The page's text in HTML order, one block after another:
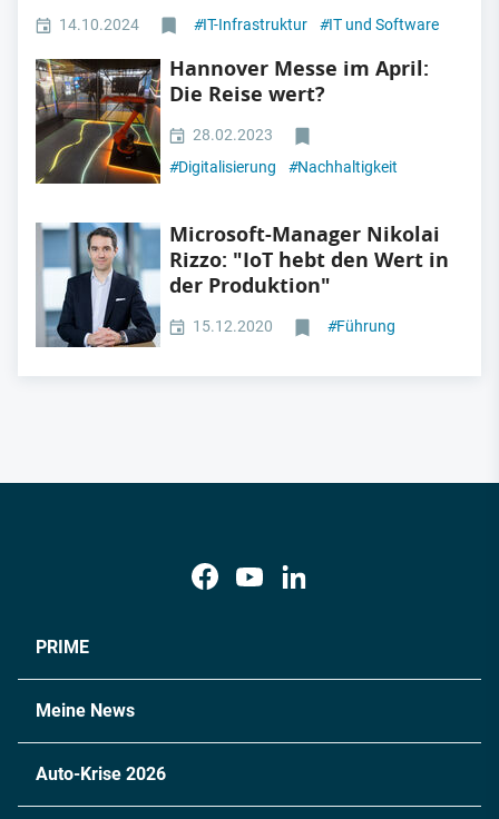
14.10.2024 #IT-Infrastruktur #IT und Software
Hannover Messe im April:
Die Reise wert?
28.02.2023
#Digitalisierung #Nachhaltigkeit
Microsoft-Manager Nikolai
Rizzo: "IoT hebt den Wert in
der Produktion"
15.12.2020 #Führung
PRIME
Meine News
Auto-Krise 2026